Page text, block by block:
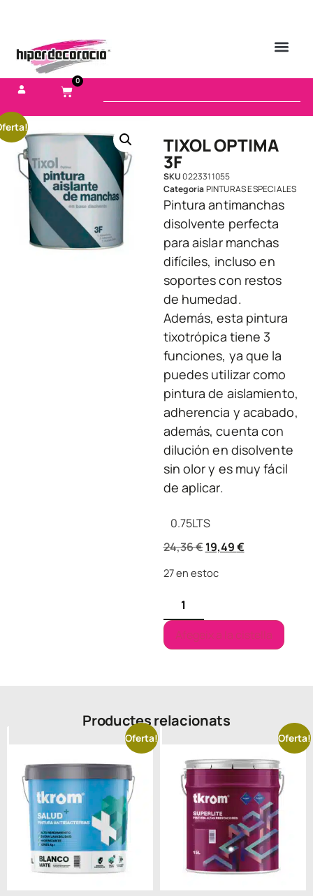
0
TIXOL OPTIMA
3F
SKU0223311055
CategoriaPINTURAS ESPECIALES
Pintura antimanchas
disolvente perfecta
para aislar manchas
difíciles, incluso en
soportes con restos
de humedad.
Además, esta pintura
tixotrópica tiene 3
funciones, ya que la
puedes utilizar como
pintura de aislamiento,
adherencia y acabado,
además, cuenta con
dilución en disolvente
sin olor y es muy fácil
de aplicar.
0.75LTS
24,36€ 19,49€
27 en estoc
Afegeix a la cistella
Productes relacionats
Oferta! Oferta!